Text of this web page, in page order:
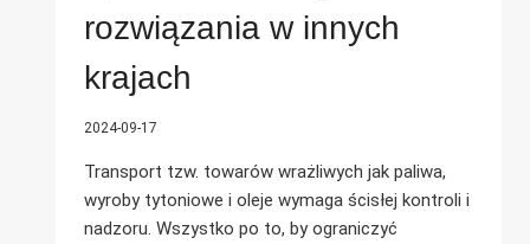
rozwiązania w innych
krajach
2024-09-17
Transport tzw. towarów wrażliwych jak paliwa,
wyroby tytoniowe i oleje wymaga ścisłej kontroli i
nadzoru. Wszystko po to, by ograniczyć